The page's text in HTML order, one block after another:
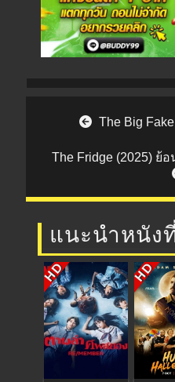
Post navigation
The Big
The Fridge (2025) ย้
แนะนำหนัง
HD HD